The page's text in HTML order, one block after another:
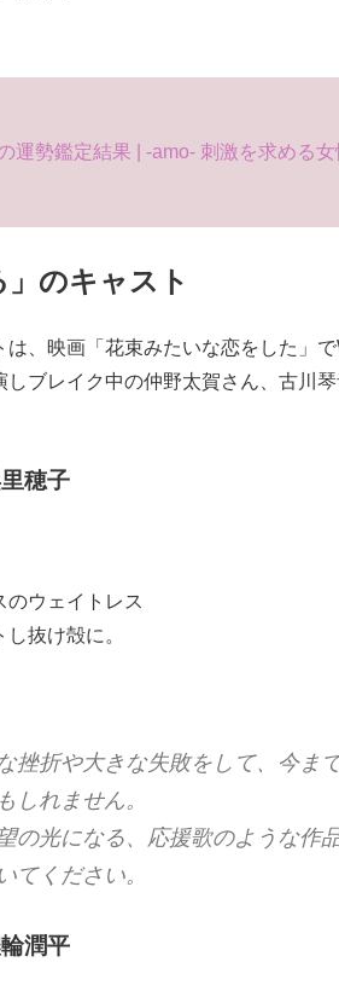
勢鑑定結果 | -amo- 刺激を求める
のキャスト
、映画「花束みたいな恋をした」
ブレイク中の仲野太賀さん、古川
穂子
のウェイトレス
抜け殻に。
挫折や大きな失敗をして、今ま
しれません。
の光になる、応援歌のような作
てください。
潤平